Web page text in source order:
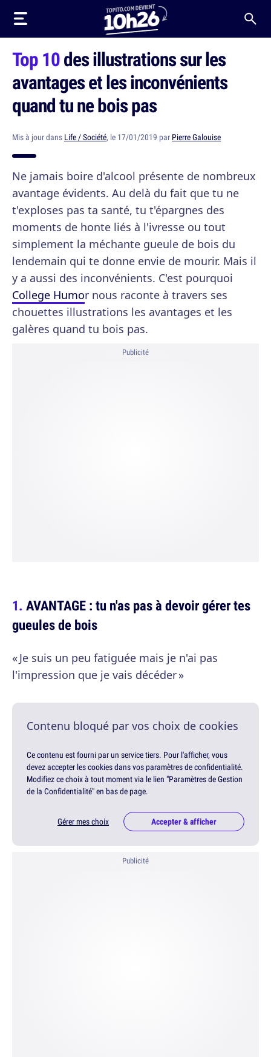
Top 10des illustrations sur les
avantages et les inconvénients
quand tu ne bois pas
Mis à jour dans Life / Société, le 17/01/2019 par Pierre Galouise
Ne jamais boire d'alcool présente de nombreux
avantage évidents. Au delà du fait que tu ne
t'exploses pas ta santé, tu t'épargnes des
moments de honte liés à l'ivresse ou tout
simplement la méchante gueule de bois du
lendemain qui te donne envie de mourir. Mais il
y a aussi des inconvénients. C'est pourquoi
College Humor nous raconte à travers ses
chouettes illustrations les avantages et les
galères quand tu bois pas.
Publicité
AVANTAGE : tu n'as pas à devoir gérer tes
gueules de bois
« Je suis un peu fatiguée mais je n'ai pas
l'impression que je vais décéder »
Contenu bloqué par vos choix de cookies
Ce contenu est fourni par un service tiers. Pour l'afficher, vous
devez accepter les cookies dans vos paramètres de confidentialité.
Modifiez ce choix à tout moment via le lien "Paramètres de Gestion
de la Confidentialité" en bas de page.
Gérer mes choix Accepter & afficher
Publicité